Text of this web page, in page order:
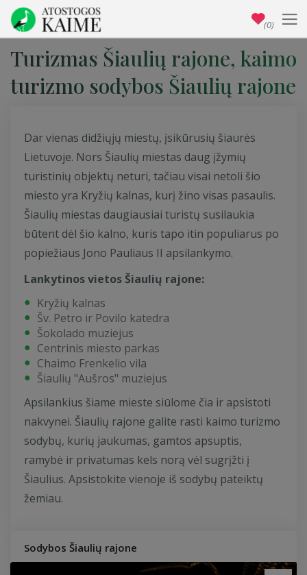
Turizmas Šiaulių rajone, kaimo
turizmo sodybos Šiaulių rajone
Dar vienas didžiųjų miestų, įsikūrusių šiaurės
Lietuvoje. Nors Šiaulių miestas daug įžymių
turistinių objektų neturi, tačiau visai netoli šio
miesto yra Kryžių kalnas, kurį žino visas pasaulis.
Šiaulių miestas daugiausiai turistų susilaukia
būtent dėl šio kalno, kuris tapo itin populiarus po
popiežiaus Jono Pauliaus II apsilankymo.
Lankytinos vietos Šiaulių rajone:
Kryžių kalnas
Šv. Petro ir Povilo katedra
Šokolado muziejus
Centrinis miesto parkas
Chaimo Frenkelio vila
Šiaulių "Aušros" muziejus
Apsilankius šiame mieste siūlome čia ir apsistoti
nakvynei. Šiaulių rajone galite rasti kaimo turizmo
sodybų, kurių jaukumas, gamtos apsuptis,
ramybė ir privatumas kels norą vėl sugrįžti į
Šiaulius. Apsistokite vienoje iš sodybų pateiktų
žemiau.
Sodybos Šiaulių rajone
(0)